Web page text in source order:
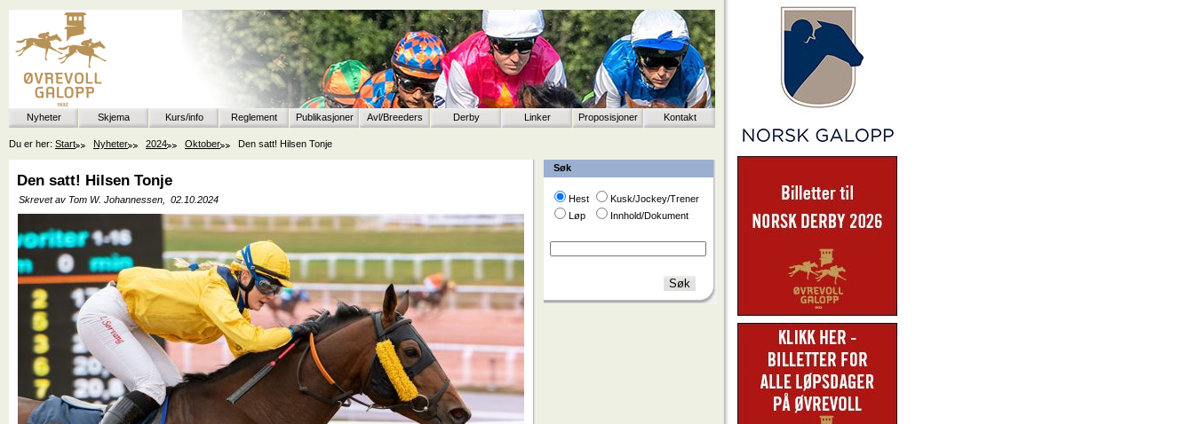
Nyheter Skjema Kurs/info Reglement Publikasjoner Avl/Breeders Derby Linker Proposisjoner Kontakt
Du er her: Start Nyheter 2024 Oktober Den satt! Hilsen Tonje
Søk
Hest
Kusk/Jockey/Trener
Løp
Innhold/Dokument
Den satt! Hilsen Tonje
Skrevet av Tom W. Johannessen, 02.10.2024